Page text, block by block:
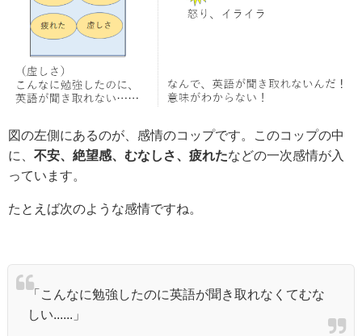
図の左側にあるのが、感情のコップです。このコップの中
に、 不安、絶望感、むなしさ、疲れたなどの一次感情が入
っています。
たとえば次のような感情ですね。
「こんなに勉強したのに英語が聞き取れなくてむな
しい......」